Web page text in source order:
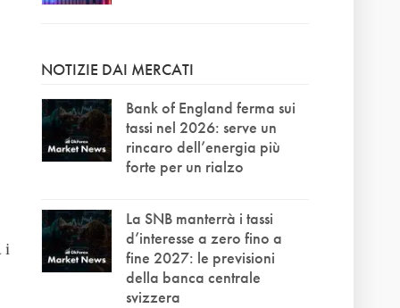
i
NOTIZIE DAI MERCATI
Bank of England ferma sui
tassi nel 2026: serve un
rincaro dell’energia più
forte per un rialzo
La SNB manterrà i tassi
d’interesse a zero fino a
fine 2027: le previsioni
della banca centrale
svizzera